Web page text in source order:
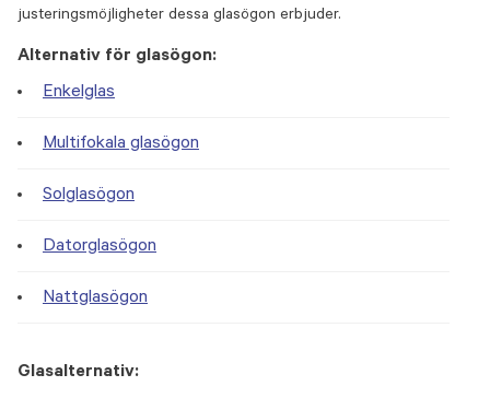
justeringsmöjligheter dessa glasögon erbjuder.
Alternativ för glasögon:
Enkelglas
Multifokala glasögon
Solglasögon
Datorglasögon
Nattglasögon
Glasalternativ: